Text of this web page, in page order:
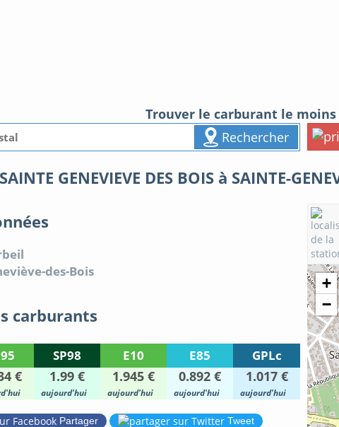
Trouver le carburant le
Rechercher
GENEVIEVE DES BOIS à SAINTE-
des-Bois
carburants
SP98 E10 E85 GPLc
€ 1.99 € 1.945 € 0.892 € 1.017 €
aujourd'hui aujourd'hui aujourd'hui aujourd'hui
Partager Tweet
+
−